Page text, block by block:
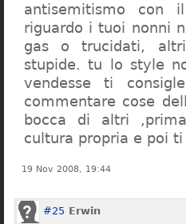
antisemitismo con
riguardo i tuoi nonni
gas o trucidati,
stupide. tu lo style
vendesse ti
commentare cose
bocca di altri
cultura propria e poi
19 Nov 2008, 19:44
#25 Erwin